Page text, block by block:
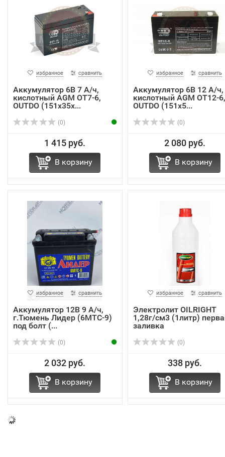
избранное сравнить
Аккумулятор 6В 7 А/ч,
кислотный AGM OТ7-6,
OUTDO (151х35х...
(0)
1 415 руб.
В корзину
избранное сравнить
Аккумулятор 6В 12 А/ч,
кислотный AGM OТ12-6,
OUTDO (151х5...
(0)
2 080 руб.
В корзину
избранное сравнить
Аккумулятор 12В 9 А/ч,
г.Тюмень Лидер (6МТС-9)
под болт (...
(0)
2 032 руб.
В корзину
избранное сравнить
Электролит OILRIGHT
1,28г/см3 (1литр)
заливка
(0)
338 руб.
В корзину